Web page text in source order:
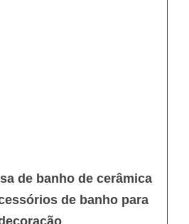
de banho de cerâmica
de banho para